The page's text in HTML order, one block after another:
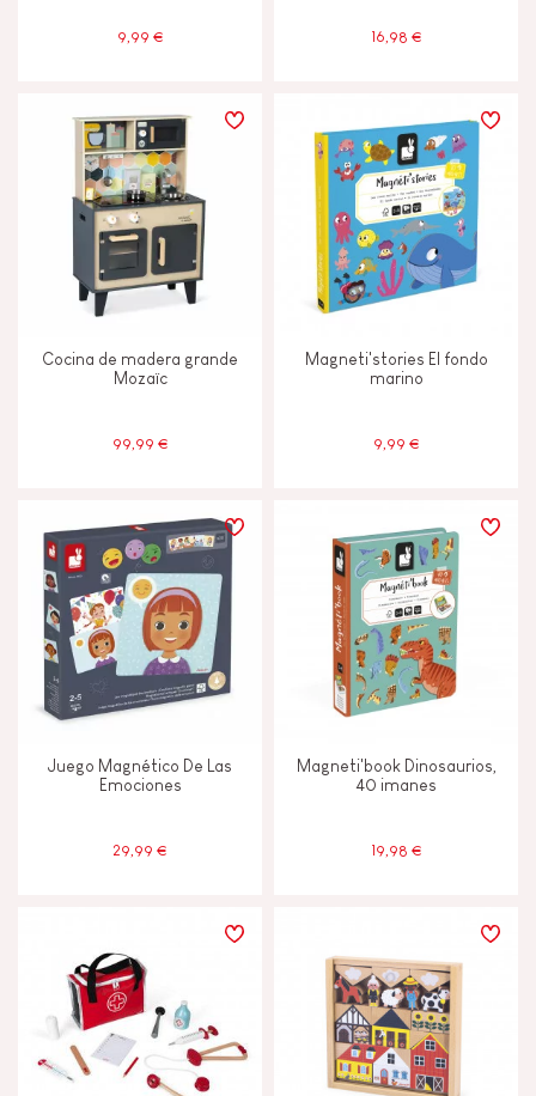
9,99 € 16,98 €
Cocina de madera grande
Mozaïc
99,99 €
Magneti'stories El fondo
marino
9,99 €
Juego Magnético De Las
Emociones
29,99 €
Magneti'book Dinosaurios,
40 imanes
19,98 €